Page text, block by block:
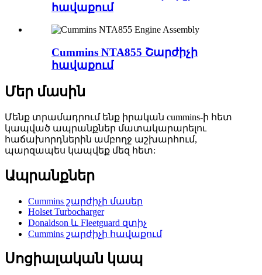
հավաքում
Cummins NTA855 Շարժիչի
հավաքում
Մեր մասին
Մենք տրամադրում ենք իրական cummins-ի հետ
կապված ապրանքներ մատակարարելու
հաճախորդներին ամբողջ աշխարհում,
պարզապես կապվեք մեզ հետ:
Ապրանքներ
Cummins շարժիչի մասեր
Holset Turbocharger
Donaldson և Fleetguard զտիչ
Cummins շարժիչի հավաքում
Սոցիալական կապ